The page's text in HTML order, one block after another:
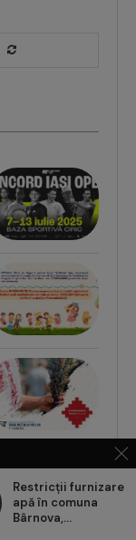
Restricții furnizare
apă în comuna
Bârnova,...